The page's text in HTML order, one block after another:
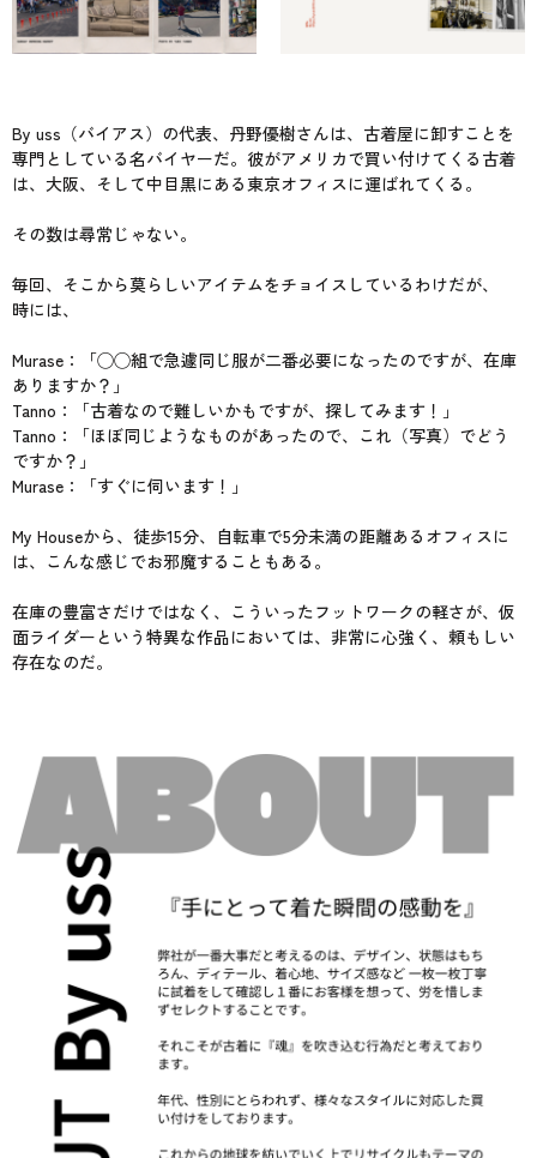
By uss（バイアス）の代表、丹野優樹さんは、古着屋に卸すことを
専門としている名バイヤーだ。彼がアメリカで買い付けてくる古着
は、大阪、そして中目黒にある東京オフィスに運ばれてくる。
その数は尋常じゃない。
毎回、そこから莫らしいアイテムをチョイスしているわけだが、
時には、
Murase：「◯◯組で急遽同じ服が二番必要になったのですが、在庫
ありますか？」
Tanno：「古着なので難しいかもですが、探してみます！」
Tanno：「ほぼ同じようなものがあったので、これ（写真）でどう
ですか？」
Murase：「すぐに伺います！」
My Houseから、徒歩15分、自転車で5分未満の距離あるオフィスに
は、こんな感じでお邪魔することもある。
在庫の豊富さだけではなく、こういったフットワークの軽さが、仮
面ライダーという特異な作品においては、非常に心強く、頼もしい
存在なのだ。